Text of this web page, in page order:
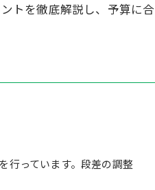
トを徹底解説し、予算に合
行っています。段差の調整